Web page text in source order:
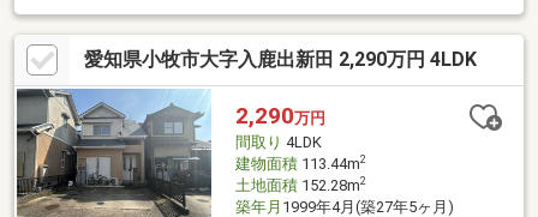
入り可能な南向きバルコニー・駐車スペース2台分有(車種によ
る)▼2026年8月内外装リフォーム内容【新品】キッチン、お風
呂、トイレ、洗面台 等【張替】クロス、フロアタイル貼り、CF
等【その他】外壁・屋根塗装、白蟻点検 他▼周辺環境・アミカ小
牧店 徒歩8分(約600m)■ ご希望の住まい探しをお手伝いします
━━━━━・・・物件の詳細・ご相談はお気軽にお問い合わせく
ださい。
愛知県小牧市大字入鹿出新田 2,290万円 4LDK
2,290万円
間取り 4LDK
建物面積113.44m2
土地面積152.28m2
築年月 1999年4月(築27年5ヶ月)